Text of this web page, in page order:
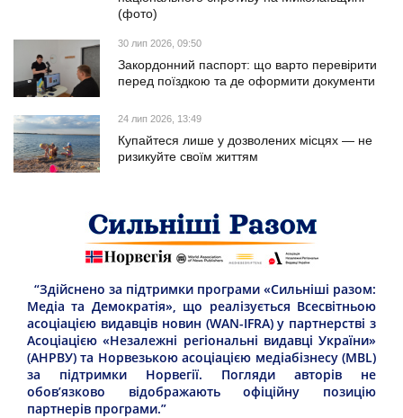
(фото)
30 лип 2026, 09:50
Закордонний паспорт: що варто перевірити
перед поїздкою та де оформити документи
24 лип 2026, 13:49
Купайтеся лише у дозволених місцях — не
ризикуйте своїм життям
“Здійснено за підтримки програми «Сильніші разом:
Медіа та Демократія», що реалізується Всесвітньою
асоціацією видавців новин (WAN-IFRA) у партнерстві з
Асоціацією «Незалежні регіональні видавці України»
(АНРВУ) та Норвезькою асоціацією медіабізнесу (MBL)
за підтримки Норвегії. Погляди авторів не
обов’язково відображають офіційну позицію
партнерів програми.”